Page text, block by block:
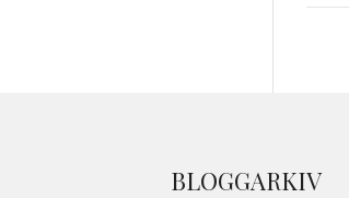
BLOGGARKIV